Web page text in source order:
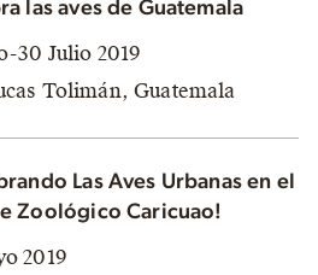
las aves de Guatemala
30 Julio 2019
Tolimán, Guatemala
Las Aves Urbanas en el
Zoológico Caricuao!
2019